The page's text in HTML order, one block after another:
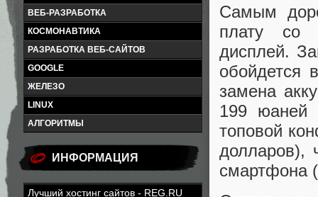
ВЕБ-РАЗРАБОТКА
КОСМОНАВТИКА
РАЗРАБОТКА ВЕБ-САЙТОВ
GOOGLE
ЖЕЛЕЗО
LINUX
АЛГОРИТМЫ
ИНФОРМАЦИЯ
Лучший хостинг сайтов - REG.RU
Самым
плату со
дисплей.
обойдется
замена
199 юаней
топовой
долларов),
смартфона